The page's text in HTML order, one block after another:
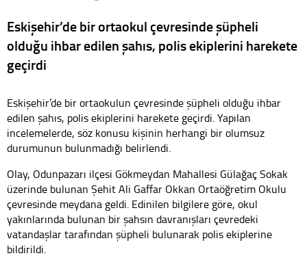
Eskişehir’de bir ortaokul çevresinde şüpheli
olduğu ihbar edilen şahıs, polis ekiplerini harekete
geçirdi
Eskişehir’de bir ortaokulun çevresinde şüpheli olduğu ihbar
edilen şahıs, polis ekiplerini harekete geçirdi. Yapılan
incelemelerde, söz konusu kişinin herhangi bir olumsuz
durumunun bulunmadığı belirlendi.
Olay, Odunpazarı ilçesi Gökmeydan Mahallesi Gülağaç Sokak
üzerinde bulunan Şehit Ali Gaffar Okkan Ortaöğretim Okulu
çevresinde meydana geldi. Edinilen bilgilere göre, okul
yakınlarında bulunan bir şahsın davranışları çevredeki
vatandaşlar tarafından şüpheli bulunarak polis ekiplerine
bildirildi.